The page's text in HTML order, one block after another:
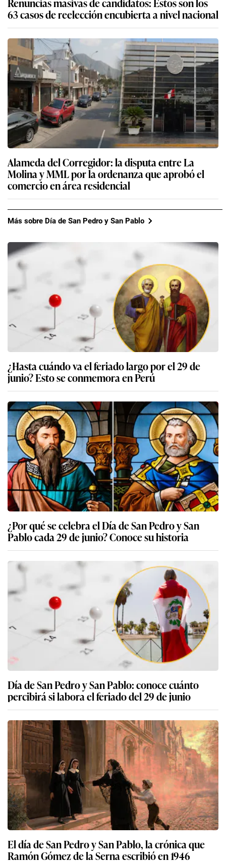
63 casos de reelección encubierta a nivel nacional
Alameda del Corregidor: la disputa entre La
Molina y MML por la ordenanza que aprobó el
comercio en área residencial
Más sobre Día de San Pedro y San Pablo
¿Hasta cuándo va el feriado largo por el 29 de
junio? Esto se conmemora en Perú
¿Por qué se celebra el Día de San Pedro y San
Pablo cada 29 de junio? Conoce su historia
Día de San Pedro y San Pablo: conoce cuánto
percibirá si labora el feriado del 29 de junio
El día de San Pedro y San Pablo, la crónica que
Ramón Gómez de la Serna escribió en 1946